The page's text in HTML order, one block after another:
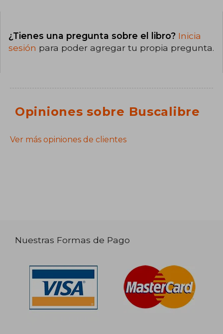
¿Tienes una pregunta sobre el libro? Inicia
sesión para poder agregar tu propia pregunta.
Opiniones sobre Buscalibre
Ver más opiniones de clientes
Nuestras Formas de Pago